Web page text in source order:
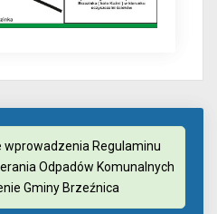
Regulaminu
Odpadów Komunalnych
Gminy Brzeźnica